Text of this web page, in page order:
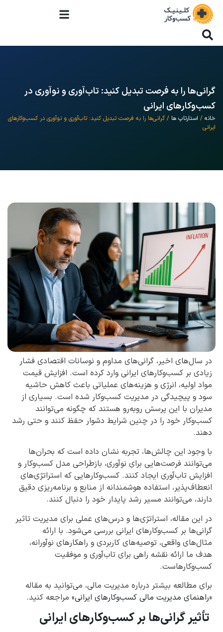
گرانی‌ها را به فرصت تبدیل کنید: تاب‌آوری و نوآوری در
کسب‌وکارهای ایرانی
خانه / استارتاپ ها / گرانی‌ها را به فرصت تبدیل کنید: تاب‌آوری و نوآوری در کسب‌وکارهای
ایرانی
در سال‌های اخیر، گرانی‌های مداوم و نوسانات اقتصادی فشار
زیادی بر کسب‌وکارهای ایرانی وارد کرده است. افزایش قیمت
مواد اولیه، انرژی و هزینه‌های عملیاتی باعث کاهش حاشیه
سود و پیچیدگی در مدیریت کسب‌وکار شده است. بسیاری از
مدیران با این پرسش روبه‌رو هستند که چگونه می‌توانند
کسب‌وکار خود را در چنین شرایط دشوار حفظ کنند و حتی رشد
دهند.
با وجود این چالش‌ها، تجربه نشان داده است که بحران‌ها
می‌توانند فرصت‌هایی برای نوآوری، بازطراحی مدل کسب‌وکار و
افزایش تاب‌آوری ایجاد کنند. کسب‌وکارهایی که استراتژی‌های
انعطاف‌پذیر، استفاده هوشمندانه از منابع و برنامه‌ریزی دقیق
دارند، می‌توانند مسیر رشد پایدار خود را دنبال کنند.
در این مقاله، استراتژی‌ها و درس‌های عملی برای مدیریت تاثیر
گرانی‌ها بر کسب‌وکارهای ایرانی بررسی می‌شود. با ارائه
مثال‌های واقعی، توصیه‌های کاربردی و راهکارهای نوآورانه،
هدف ما ارائه نقشه راهی برای تاب‌آوری و موفقیت
کسب‌وکارهاست.
برای مطالعه بیشتر درباره مدیریت مالی، می‌توانید به مقاله
«راهنمای مدیریت مالی کسب‌وکارهای ایرانی» مراجعه کنید.
تأثیر گرانی‌ها بر کسب‌وکارهای ایرانی